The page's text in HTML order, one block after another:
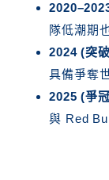
隊低潮期
2024 (突
具備爭奪
2025 (爭
與 Red